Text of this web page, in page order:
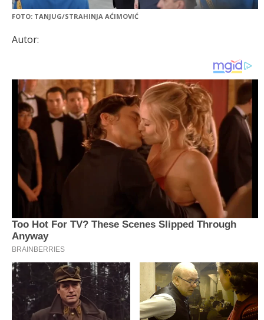
FOTO: TANJUG/STRAHINJA AĆIMOVIĆ
Autor: